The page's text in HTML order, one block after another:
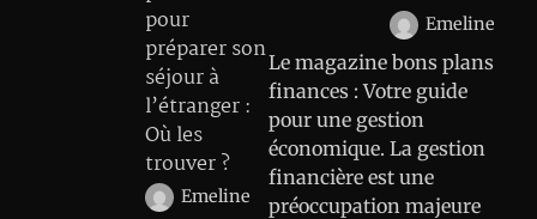
pour
préparer son
séjour à
l’étranger :
Où les
trouver ?
Emeline
Emeline
Le magazine bons plans
finances : Votre guide
pour une gestion
économique. La gestion
financière est une
préoccupation majeure